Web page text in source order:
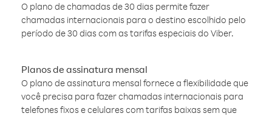
O plano de chamadas de 30 dias permite fazer
chamadas internacionais para o destino escolhido pelo
período de 30 dias com as tarifas especiais do Viber.
Planos de assinatura mensal
O plano de assinatura mensal fornece a flexibilidade que
você precisa para fazer chamadas internacionais para
telefones fixos e celulares com tarifas baixas sem que